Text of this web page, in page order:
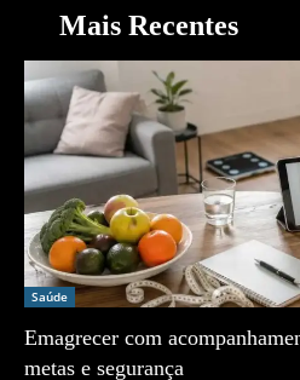
Mais Recentes
Saúde
Emagrecer com
metas e segurança